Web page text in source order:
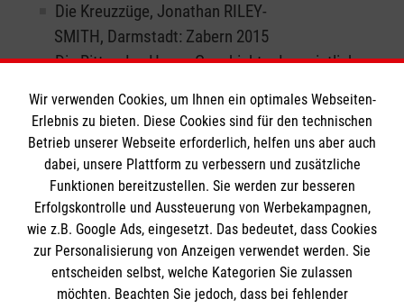
Die Kreuzzüge, Jonathan RILEY-
SMITH, Darmstadt: Zabern 2015
Die Ritter des Herrn. Geschichte der geistlichen
2003
Die Madonna vom Berg Philermos, Giovanella
FERRARIS DI CELLE, Innsbruck: Hoffmann 1991
Förderverein
Melitensia e.V.
Wir verwenden Cookies, um Ihnen ein optimales Webseiten-
Erlebnis zu bieten. Diese Cookies sind für den technischen
Betrieb unserer Webseite erforderlich, helfen uns aber auch
dabei, unsere Plattform zu verbessern und zusätzliche
Funktionen bereitzustellen. Sie werden zur besseren
Erfolgskontrolle und Aussteuerung von Werbekampagnen,
wie z.B. Google Ads, eingesetzt. Das bedeutet, dass Cookies
zur Personalisierung von Anzeigen verwendet werden. Sie
entscheiden selbst, welche Kategorien Sie zulassen
möchten. Beachten Sie jedoch, dass bei fehlender